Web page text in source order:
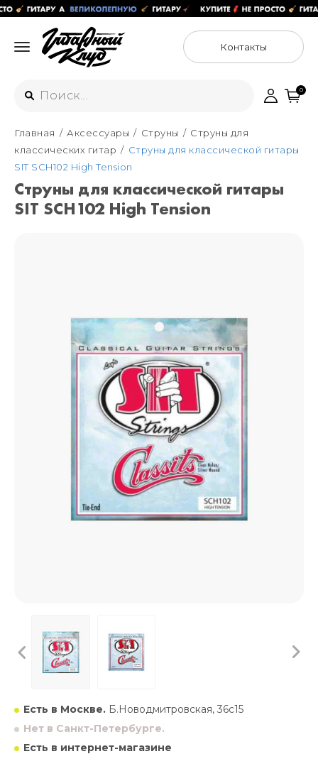
Контакты
Интернет-магазин
+7 (925) 125-54-44
Москва
+7 (925) 176-55-65
ул. Большая Новодмитровская 36с15,
Санкт-Петербург
0
Главная Аксессуары Струны
Струны для
классических гитар
Струны для классической гитары
SIT SCH102 High Tension
Струны для классической гитары
SIT SCH102 High Tension
Есть в Москве. Б.Новодмитровская, 36с15
Нет в Санкт-Петербурге.
Есть в интернет-магазине